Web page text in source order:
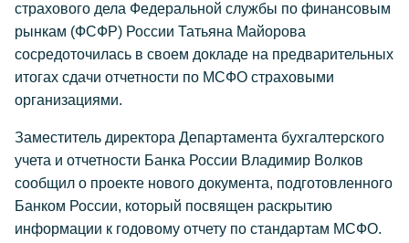
страхового дела Федеральной службы по финансовым
рынкам (ФСФР) России Татьяна Майорова
сосредоточилась в своем докладе на предварительных
итогах сдачи отчетности по МСФО страховыми
организациями.
Заместитель директора Департамента бухгалтерского
учета и отчетности Банка России Владимир Волков
сообщил о проекте нового документа, подготовленного
Банком России, который посвящен раскрытию
информации к годовому отчету по стандартам МСФО.